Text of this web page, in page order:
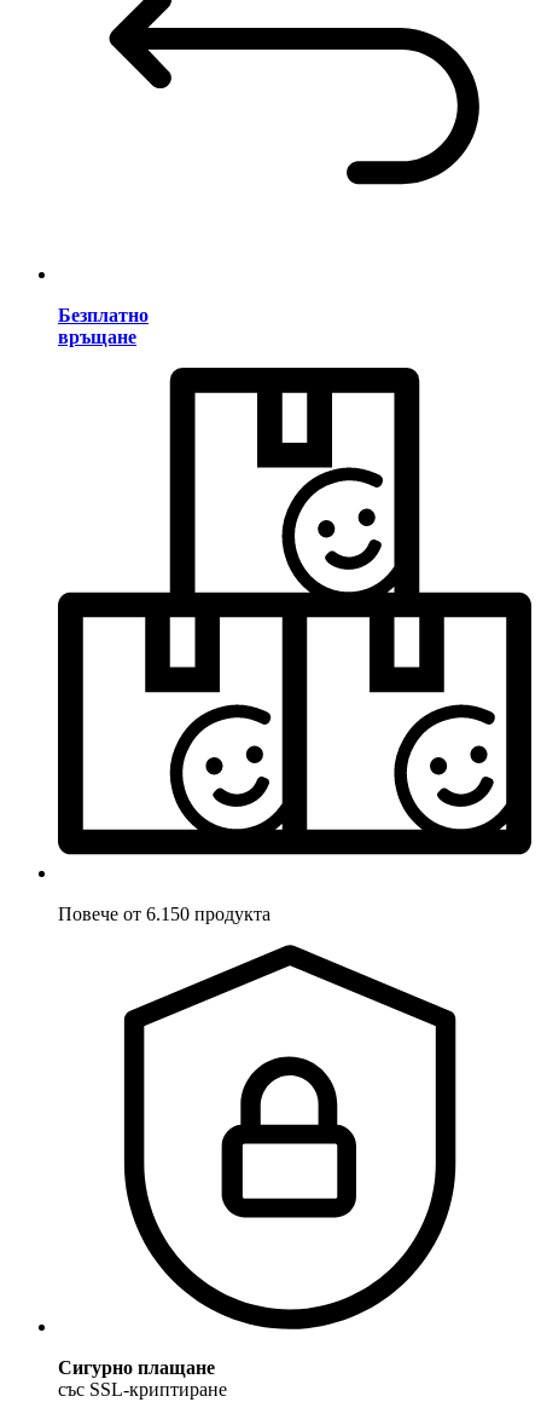
Безплатно
връщане
Повече от 6.150 продукта
Сигурно плащане
със SSL-криптиране